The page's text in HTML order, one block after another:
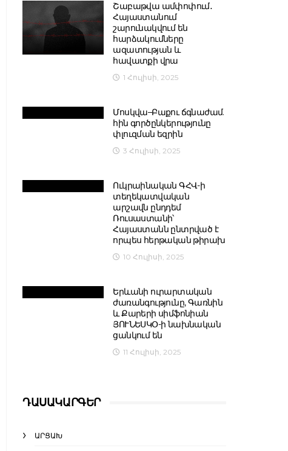
Շաբաթվա ամփոփում․
Հայաստանում
շարունակվում են
հարձակումները
ազատության և
հավատքի վրա
1 Հուլիսի, 2025
Մոսկվա–Բաքու ճգնաժամ.
հին գործընկերությունը
փլուզման եզրին
3 Հուլիսի, 2025
Ուկրաինական ԳՀՎ-ի
տեղեկատվական
արշավն ընդդեմ
Ռուսաստանի՝
Հայաստանն ընտրված է
որպես հերթական թիրախ
10 Հուլիսի, 2025
Երևանի ուրարտական
ժառանգությունը, Գառնին
և Քարերի սիմֆոնիան
ՅՈՒՆԵՍԿՕ-ի նախնական
ցանկում են
11 Հուլիսի, 2025
ԴԱՍԱԿԱՐԳԵՐ
ԱՐՑԱԽ